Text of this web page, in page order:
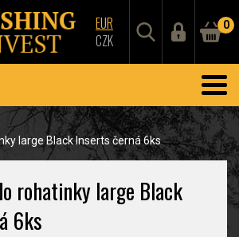
EUR
CZK
0
large Black Inserts černá 6ks
rohatinky large Black
6ks